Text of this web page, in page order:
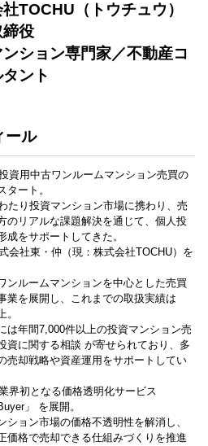
TOCHU（トウチュウ）
役
ション専門家／不動産コ
ント
ール
資用中古ワンルームマンション売買の
タート。
たり投資マンション市場に携わり、売
のリアルな課題解決を通じて、個人投
成をサポートしてきた。
会社東・仲（現：株式会社TOCHU）を
ンルームマンションを中心とした売買
業を展開し、これまでの取扱実績は
。
は年間7,000件以上の投資マンション売
資に関する相談 が寄せられており、多
売却戦略や資産運用をサポートしてい
界初となる価格透明化サービス
」 を展開。
ション市場の価格不透明性を解消し、
価格で売却できる仕組みづくりを推進